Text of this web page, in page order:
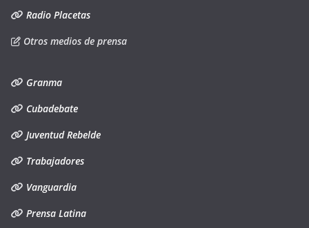
Radio Placetas
Otros medios de prensa
Granma
Cubadebate
Juventud Rebelde
Trabajadores
Vanguardia
Prensa Latina